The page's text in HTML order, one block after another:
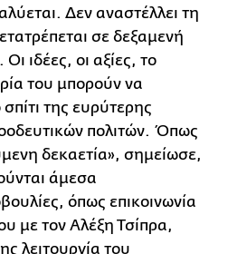
Δεν αναστέλλει τη
σε δεξαμενή
ιδέες, οι αξίες, το
του μπορούν να
της ευρύτερης
πολιτών. Όπως
δεκαετία», σημείωσε,
άμεσα
όπως επικοινωνία
με τον Αλέξη Τσίπρα,
λειτουργία του